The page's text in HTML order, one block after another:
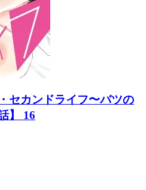
セカンドライフ〜バツの
】 16